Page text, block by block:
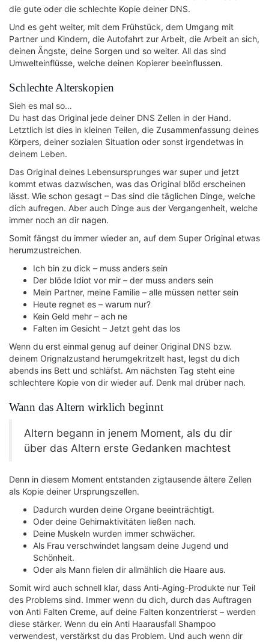
die gute oder die schlechte Kopie deiner DNS.
Und es geht weiter, mit dem Frühstück, dem Umgang mit
Partner und Kindern, die Autofahrt zur Arbeit, die Arbeit an sich,
deinen Ängste, deine Sorgen und so weiter. All das sind
Umwelteinflüsse, welche deinen Kopierer beeinflussen.
Schlechte Alterskopien
Sieh es mal so…
Du hast das Original jede deiner DNS Zellen in der Hand.
Letztlich ist dies in kleinen Teilen, die Zusammenfassung deines
Körpers, deiner sozialen Situation oder sonst irgendetwas in
deinem Leben.
Das Original deines Lebensursprunges war super und jetzt
kommt etwas dazwischen, was das Original blöd erscheinen
lässt. Wie schon gesagt – Das sind die täglichen Dinge, welche
dich aufregen. Aber auch Dinge aus der Vergangenheit, welche
immer noch an dir nagen.
Somit fängst du immer wieder an, auf dem Super Original etwas
herumzustreichen.
Ich bin zu dick – muss anders sein
Der blöde Idiot vor mir – der muss anders sein
Mein Partner, meine Familie – alle müssen netter sein
Heute regnet es – warum nur?
Kein Geld mehr – ach ne
Falten im Gesicht – Jetzt geht das los
Wenn du erst einmal genug auf deiner Original DNS bzw.
deinem Orignalzustand herumgekritzelt hast, legst du dich
abends ins Bett und schläfst. Am nächsten Tag steht eine
schlechtere Kopie von dir wieder auf. Denk mal drüber nach.
Wann das Altern wirklich beginnt
Altern begann in jenem Moment, als du dir
über das Altern erste Gedanken machtest
Denn in diesem Moment entstanden zigtausende ältere Zellen
als Kopie deiner Ursprungszellen.
Dadurch wurden deine Organe beeinträchtigt.
Oder deine Gehirnaktivitäten ließen nach.
Deine Muskeln wurden immer schwächer.
Als Frau verschwindet langsam deine Jugend und
Schönheit.
Oder als Mann fielen dir allmählich die Haare aus.
Somit wird auch schnell klar, dass Anti-Aging-Produkte nur Teil
des Problems sind. Immer wenn du dich, durch das Auftragen
von Anti Falten Creme, auf deine Falten konzentrierst – werden
diese stärker. Wenn du ein Anti Haarausfall Shampoo
verwendest, verstärkst du das Problem. Und auch wenn dir